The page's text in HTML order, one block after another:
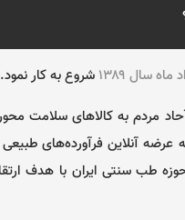
ماه سال ۱۳۸۹
شروع به کار نمود.
مردم به کالا‌های سلامت
عرضه آنلاین فرآورده‌های
حوزه طب سنتی ایران با هدف